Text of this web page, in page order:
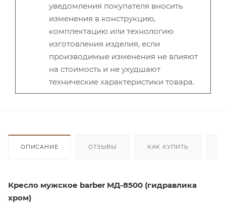
уведомления покупателя вносить
изменения в конструкцию,
комплектацию или технологию
изготовления изделия, если
производимые изменения не влияют
на стоимость и не ухудшают
технические характеристики товара.
ОПИСАНИЕ ОТЗЫВЫ КАК КУПИТЬ
Кресло мужское barber МД-8500 (гидравлика
хром)